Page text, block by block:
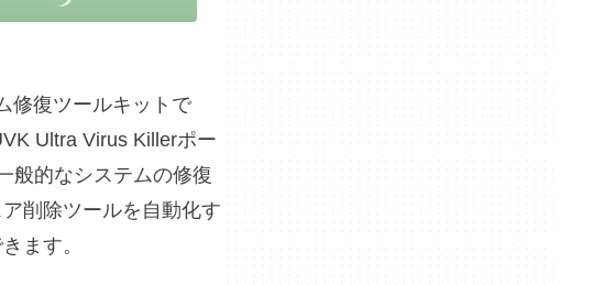
修復ツールキットで
Ultra Virus Killerポー
般的なシステムの修復
削除ツールを自動化す
ます。